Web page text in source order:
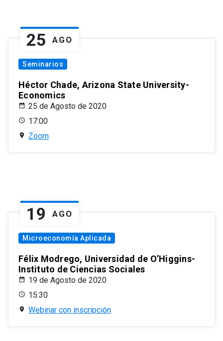
25 AGO
Seminarios
Héctor Chade, Arizona State University-
Economics
25 de Agosto de 2020
17:00
Zoom
19 AGO
Microeconomía Aplicada
Félix Modrego, Universidad de O’Higgins-
Instituto de Ciencias Sociales
19 de Agosto de 2020
15:30
Webinar con inscripción